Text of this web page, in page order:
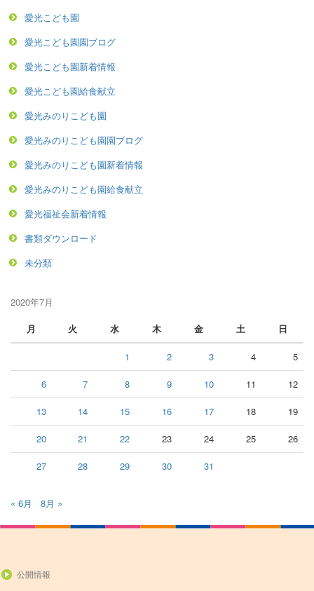
愛光こども園
愛光こども園園ブログ
愛光こども園新着情報
愛光こども園給食献立
愛光みのりこども園
愛光みのりこども園園ブログ
愛光みのりこども園新着情報
愛光みのりこども園給食献立
愛光福祉会新着情報
書類ダウンロード
未分類
2020年7月
月
火 水 木 金 土 日
1 2 3 4 5
6 7 8 9 10 11 12
13 14 15 16 17 18 19
20 21 22 23 24 25 26
27 28 29 30 31
« 6月 8月 »
公開情報